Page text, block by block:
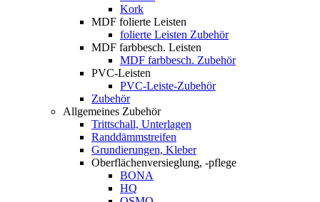
Kork
MDF folierte Leisten
folierte Leisten Zubehör
MDF farbbesch. Leisten
MDF farbbesch. Zubehör
PVC-Leisten
PVC-Leiste-Zubehör
Zubehör
Allgemeines Zubehör
Trittschall, Unterlagen
Randdämmstreifen
Grundierungen, Kleber
Oberflächenversieglung, -pflege
BONA
HQ